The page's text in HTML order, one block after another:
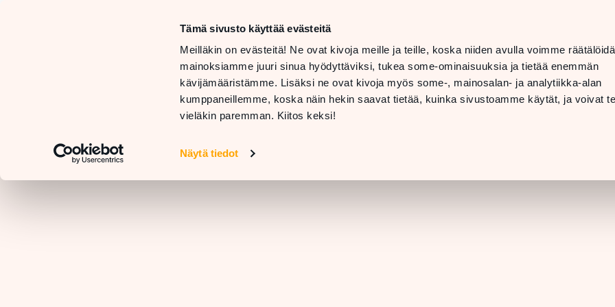
Tämä sivusto käyttää evästeitä
Meilläkin on evästeitä! Ne ovat kivoja meille ja teille, koska niiden avulla voimme
mainoksiamme juuri sinua hyödyttäviksi, tukea some-ominaisuuksia ja tietää enemmän
kävijämääristämme. Lisäksi ne ovat kivoja myös some-, mainosalan- ja analytiikka-alan
kumppaneillemme, koska näin hekin saavat tietää, kuinka sivustoamme käytät, ja voivat
vieläkin paremman. Kiitos keksi!
Näytä tiedot
LIIKKEEN TIEDOT
LIIKKEET
JA
PALVELUT
RAVINTOLAT LAHJAKORTTI